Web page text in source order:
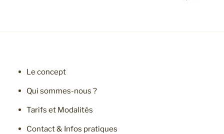
Le concept
Qui sommes-nous ?
Tarifs et Modalités
Contact & Infos pratiques